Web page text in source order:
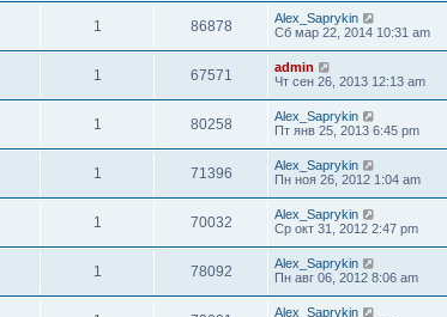
1 86878
Alex_Saprykin
Сб мар 22, 2014 10:31 am
1 67571
admin
Чт сен 26, 2013 12:13 am
1 80258
Alex_Saprykin
Пт янв 25, 2013 6:45 pm
1 71396
Alex_Saprykin
Пн ноя 26, 2012 1:04 am
1 70032
Alex_Saprykin
Ср окт 31, 2012 2:47 pm
1 78092
Alex_Saprykin
Пн авг 06, 2012 8:06 am
Alex_Saprykin